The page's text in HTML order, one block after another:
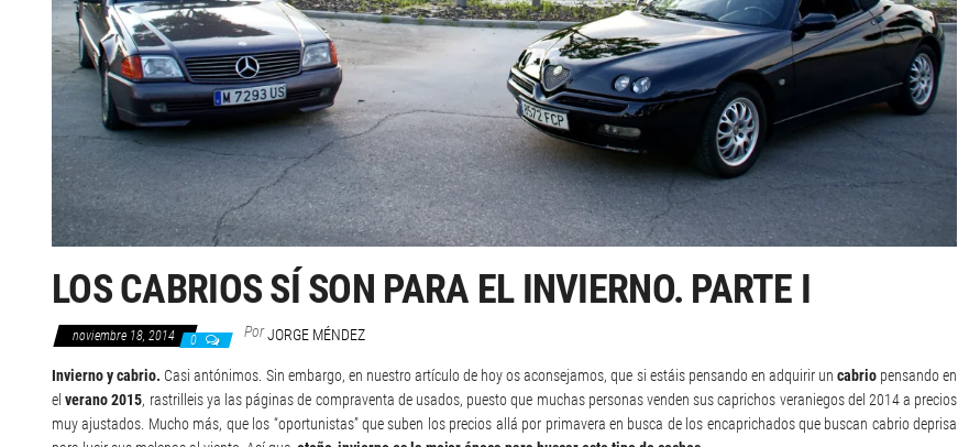
LOS CABRIOS SÍ SON PARA EL INVIERNO. PARTE I
noviembre 18, 2014 0 PorJORGE MÉNDEZ
Invierno y cabrio. Casi antónimos. Sin embargo, en nuestro artículo de hoy os aconsejamos, que si estáis pensando en adquirir uncabrio pensando en
elverano 2015, rastrilleis ya las páginas de compraventa de usados, puesto que muchas personas venden sus caprichos veraniegos del 2014 a precios
muy ajustados. Mucho más, que los “oportunistas” que suben los precios allá por primavera en busca de los encaprichados que buscan cabrio deprisa